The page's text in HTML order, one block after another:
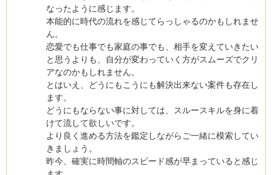
なったように感じます。
本能的に時代の流れを感じてらっしゃるのかもしれませ
ん。
恋愛でも仕事でも家庭の事でも、相手を変えていきたい
と思うよりも、自分が変わっていく方がスムーズでクリ
アなのかもしれません。
とはいえ、どうにもこうにも解決出来ない案件も存在し
ます。
どうにもならない事に対しては、スルースキルを身に着
けて流して欲しいです。
より良く進める方法を鑑定しながらご一緒に模索してい
きましょう。
昨今、確実に時間軸のスピード感が早まっていると感じ